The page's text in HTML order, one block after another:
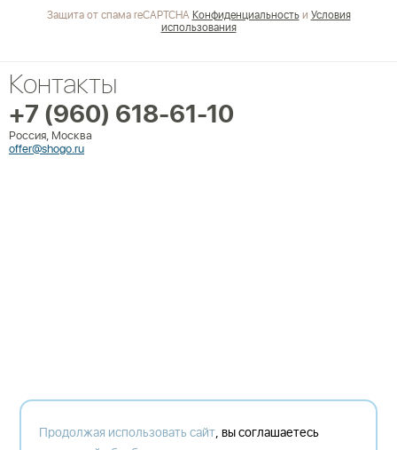
Защита от спама reCAPTCHAКонфиденциальностьиУсловия
использования
Контакты
+7 (960) 618-61-10
Россия, Москва
offer@shogo.ru
Продолжая использовать сайт, вы соглашаетесь